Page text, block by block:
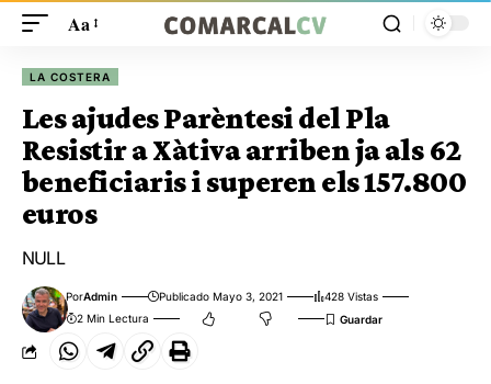
Aa
LA COSTERA
Les ajudes Parèntesi del Pla
Resistir a Xàtiva arriben ja als 62
beneficiaris i superen els 157.800
euros
NULL
PorAdmin Publicado Mayo 3, 2021
428 Vistas
2 Min Lectura